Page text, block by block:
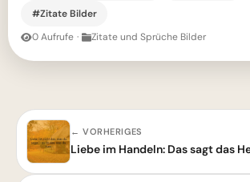
#Zitate Bilder
0 Aufrufe · Zitate und Sprüche Bilder
← VORHERIGES